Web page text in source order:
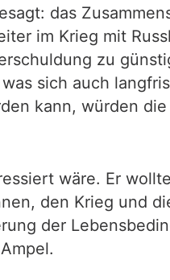
das
im Krieg mit
zu
sich auch
kann, würden
wäre. Er
den Krieg und
der